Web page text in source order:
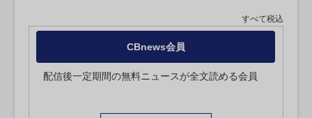
すべて税込
CBnews会員
配信後一定期間の無料ニュースが全文読める会員